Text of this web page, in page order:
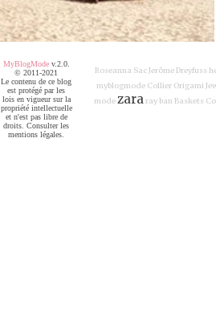
Roseanna Sac Jerôme Dreyfuss
myblogmode Collier Origami
modezararay ban Baskets
MyBlogModev.2.0.
© 2011-2021
Le contenu de ce blog
est protégé par les
lois en vigueur sur la
propriété intellectuelle
et n'est pas libre de
droits. Consulter les
mentions légales.